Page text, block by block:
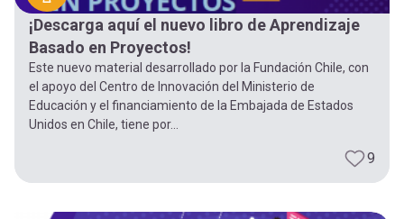
¡Descarga aquí el nuevo libro de Aprendizaje
Basado en Proyectos!
Este nuevo material desarrollado por la Fundación Chile, con
el apoyo del Centro de Innovación del Ministerio de
Educación y el financiamiento de la Embajada de Estados
Unidos en Chile, tiene por...
9